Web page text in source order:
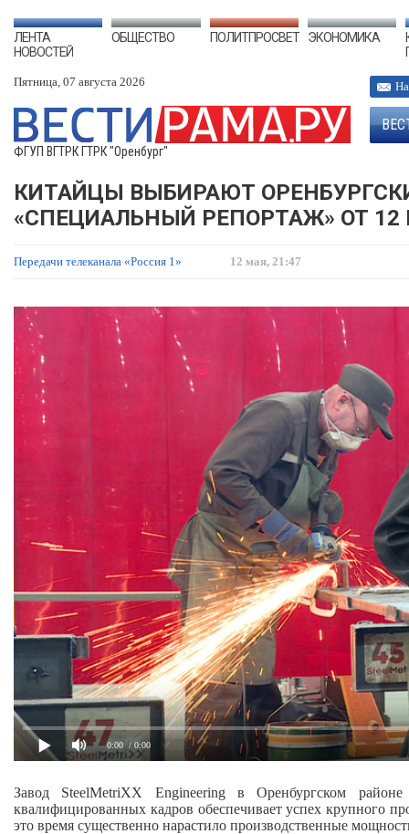
ЛЕНТА
НОВОСТЕЙ
ОБЩЕСТВО ПОЛИТПРОСВЕТ ЭКОНОМИКА
Пятница, 07 августа 2026
ФГУП ВГТРК ГТРК "Оренбург"
КИТАЙЦЫ ВЫБИРАЮТ
«СПЕЦИАЛЬНЫЙ РЕПОРТАЖ» ОТ 12
Передачи телеканала «Россия 1» 12 мая, 21:47
0:00 / 0:00
Завод SteelMetriXX Engineering в Оренбургском
квалифицированных кадров обеспечивает успех крупного
это время существенно нарастило производственные